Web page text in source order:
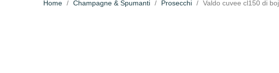
Home Champagne & Spumanti Prosecchi Valdo cuvee cl150 di boj